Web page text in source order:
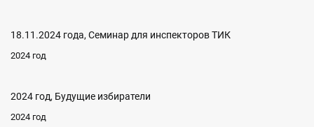
18.11.2024 года, Семинар для инспекторов ТИК
2024 год
2024 год, Будущие избиратели
2024 год